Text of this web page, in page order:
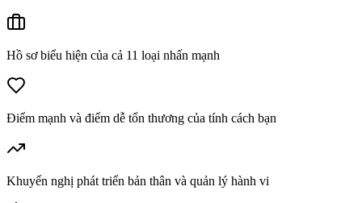
Hồ sơ biểu hiện của cả 11 loại nhấn mạnh
Điểm mạnh và điểm dễ tổn thương của tính cách bạn
Khuyến nghị phát triển bản thân và quản lý hành vi